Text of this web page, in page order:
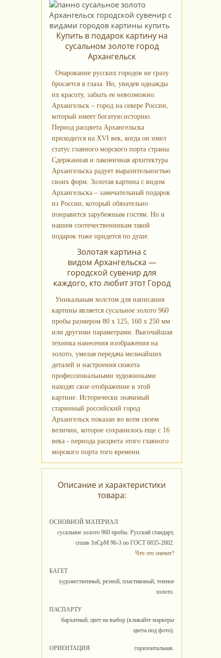
Купить в подарок картину на
сусальном золоте город
Архангельск
Очарование русских городов не сразу
бросается в глаза. Но, увидев однажды
их красоту, забыть ее невозможно.
Архангельск – город на севере России,
который имеет богатую историю.
Период расцвета Архангельска
приходится на XVI век, когда он имел
статус главного морского порта страны.
Сдержанная и лаконичная архитектура
Архангельска радует выразительностью
своих форм. Золотая картина с видом
Архангельска – замечательный подарок
из России, который обязательно
понравится зарубежным гостям. Но и
нашим соотечественникам такой
подарок тоже придется по душе.
Золотая картина с
видом Архангельска —
городской сувенир для
каждого, кто любит этот Город
Уникальным холстом для написания
картины является сусальное золото 960
пробы размером 80 х 125, 160 х 250 мм
или другими параметрами. Высочайшая
техника нанесения изображения на
золото, умелая передача мельчайших
деталей и настроения сюжета
профессиональными художниками
находят свое отображение в этой
картине. Исторически значимый
старинный российский город
Архангельск показан во всем своем
величии, которое сохранилось еще с 16
века - периода расцвета этого главного
морского порта того времени.
Описание и характеристики
товара:
ОСНОВНОЙ МАТЕРИАЛ
сусальное золото 960 пробы. Русский стандарт,
сплав ЗлСрМ 96-3 по ГОСТ 6835-2002.
Что это значит?
БАГЕТ
художественный, резной, пластиковый, темное
золото.
ПАСПАРТУ
бархатный, цвет на выбор (кликайте маркеры
цвета под фото).
ОРИЕНТАЦИЯ горизонтальная.